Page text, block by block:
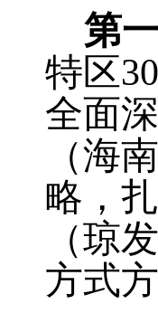
第
特区
全面
（海
略，
（琼
方式